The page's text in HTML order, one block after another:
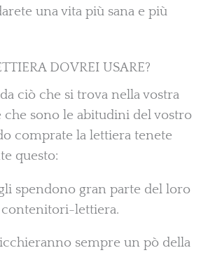
una vita più sana e più
DOVREI USARE?
ciò che si trova nella vostra
che sono le abitudini del vostro
comprate la lettiera tenete
questo:
spendono gran parte del loro
lettiera.
sempre un pò della